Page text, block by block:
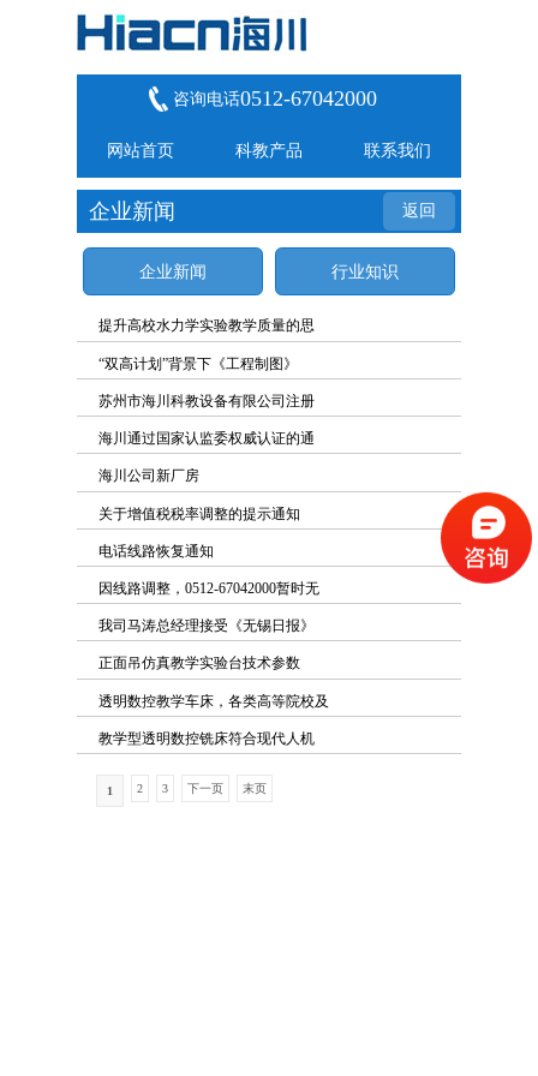
咨询电话0512-67042000
网站首页 科教产品 联系我们
返回
企业新闻
企业新闻 行业知识
提升高校水力学实验教学质量的思
“双高计划”背景下《工程制图》
苏州市海川科教设备有限公司注册
海川通过国家认监委权威认证的通
海川公司新厂房
关于增值税税率调整的提示通知
电话线路恢复通知
因线路调整，0512-67042000暂时无
我司马涛总经理接受《无锡日报》
正面吊仿真教学实验台技术参数
透明数控教学车床，各类高等院校及
教学型透明数控铣床符合现代人机
1 2 3 下一页 末页